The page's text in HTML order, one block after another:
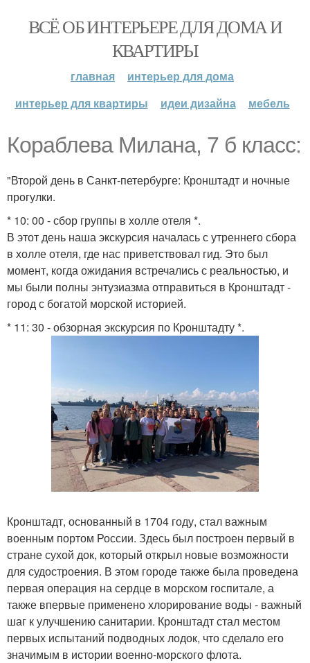
ВСЁ ОБ ИНТЕРЬЕРЕ ДЛЯ ДОМА И
КВАРТИРЫ
главная
интерьер для дома
интерьер для квартиры
идеи дизайна мебель
Кораблева Милана, 7 б класс:
"Второй день в Санкт-петербурге: Кронштадт и ночные
прогулки.
* 10: 00 - сбор группы в холле отеля *.
В этот день наша экскурсия началась с утреннего сбора
в холле отеля, где нас приветствовал гид. Это был
момент, когда ожидания встречались с реальностью, и
мы были полны энтузиазма отправиться в Кронштадт -
город с богатой морской историей.
* 11: 30 - обзорная экскурсия по Кронштадту *.
Кронштадт, основанный в 1704 году, стал важным
военным портом России. Здесь был построен первый в
стране сухой док, который открыл новые возможности
для судостроения. В этом городе также была проведена
первая операция на сердце в морском госпитале, а
также впервые применено хлорирование воды - важный
шаг к улучшению санитарии. Кронштадт стал местом
первых испытаний подводных лодок, что сделало его
значимым в истории военно-морского флота.